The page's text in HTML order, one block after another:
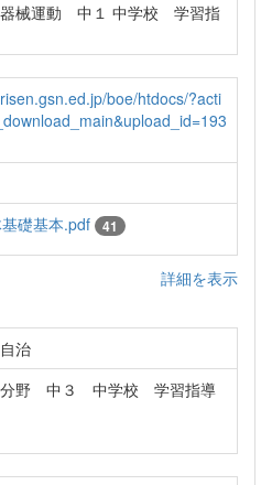
械運動 中１ 中学校 学習指
boe/htdocs/?acti
礎基本.pdf 41
詳細を表示
治
野 中３ 中学校 学習指導